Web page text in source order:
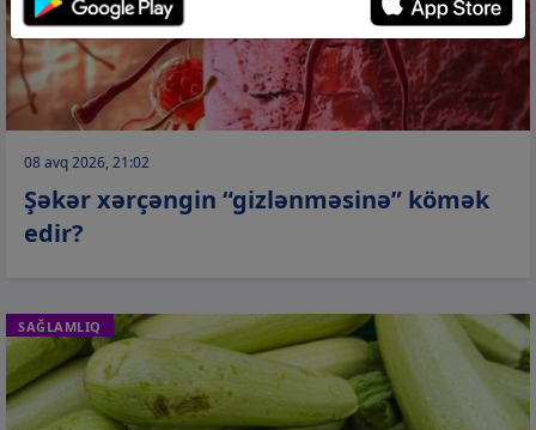
08 avq 2026, 21:02
Şəkər xərçəngin “gizlənməsinə” kömək
edir?
SAĞLAMLIQ